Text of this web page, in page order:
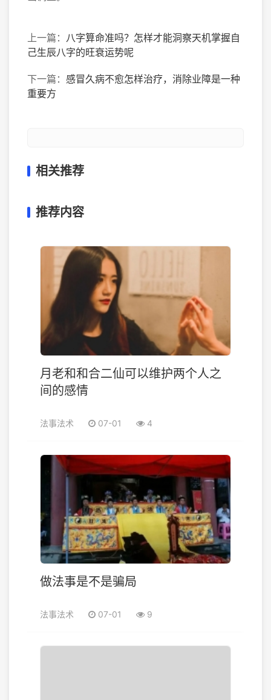
上一篇： 八字算命准吗？怎样才能洞察天机掌握自
己生辰八字的旺衰运势呢
下一篇： 感冒久病不愈怎样治疗，消除业障是一种
重要方
相关推荐
推荐内容
月老和和合二仙可以维护两个人之
间的感情
法事法术 07-01 4
做法事是不是骗局
法事法术 07-01 9